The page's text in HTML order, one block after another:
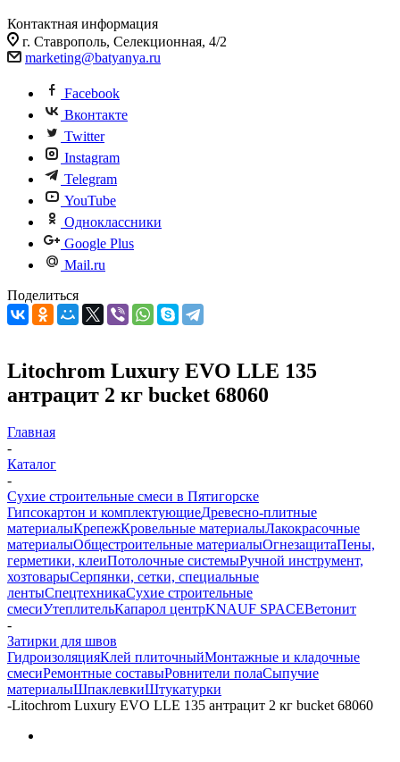
Контактная информация
г. Ставрополь, Селекционная, 4/2
marketing@batyanya.ru
Facebook
Вконтакте
Twitter
Instagram
Telegram
YouTube
Одноклассники
Google Plus
Mail.ru
Поделиться
Litochrom Luxury EVO LLE 135
антрацит 2 кг bucket 68060
Главная
-
Каталог
-
Сухие строительные смеси в Пятигорске
Гипсокартон и комплектующиеДревесно-плитные
материалыКрепежКровельные материалыЛакокрасочные
материалыОбщестроительные материалыОгнезащитаПены,
герметики, клеиПотолочные системыРучной инструмент,
хозтоварыСерпянки, сетки, специальные
лентыСпецтехникаСухие строительные
смесиУтеплительКапарол центрKNAUF SPACEВетонит
-
Затирки для швов
ГидроизоляцияКлей плиточныйМонтажные и кладочные
смесиРемонтные составыРовнители полаСыпучие
материалыШпаклевкиШтукатурки
-Litochrom Luxury EVO LLE 135 антрацит 2 кг bucket 68060